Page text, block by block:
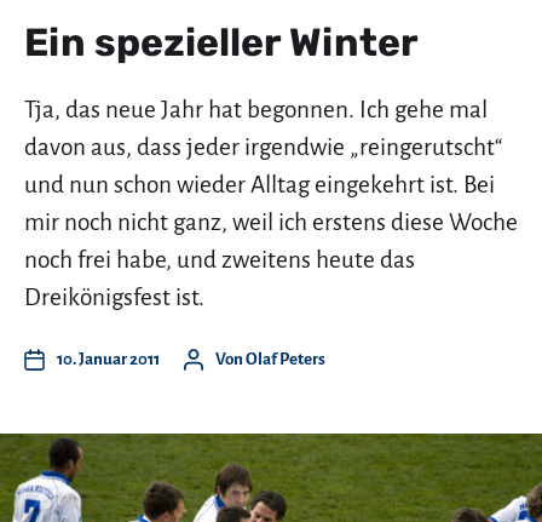
Ein spezieller Winter
Tja, das neue Jahr hat begonnen. Ich gehe mal
davon aus, dass jeder irgendwie „reingerutscht“
und nun schon wieder Alltag eingekehrt ist. Bei
mir noch nicht ganz, weil ich erstens diese Woche
noch frei habe, und zweitens heute das
Dreikönigsfest ist.
10. Januar 2011 Von Olaf Peters